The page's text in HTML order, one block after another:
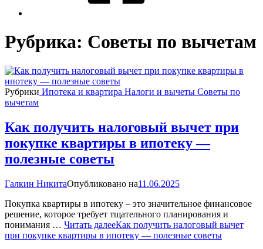
Рубрика: Советы по вычетам
Рубрики Ипотека и квартира Налоги и вычеты Советы по
вычетам
Как получить налоговый вычет при
покупке квартиры в ипотеку —
полезные советы
Галкин НикитаОпубликовано на11.06.2025
Покупка квартиры в ипотеку – это значительное финансовое
решение, которое требует тщательного планирования и
понимания … Читать далееКак получить налоговый вычет
при покупке квартиры в ипотеку — полезные советы